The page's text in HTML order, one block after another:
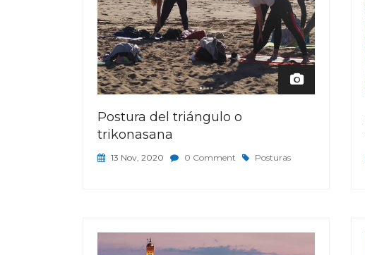
Postura del triángulo o
trikonasana
13 Nov, 2020 0 Comment Posturas